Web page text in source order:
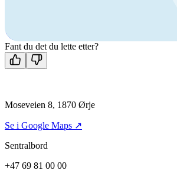
Kontakt oss
Fant du det du lette etter?
Moseveien 8, 1870 Ørje
Se i Google Maps ↗
Sentralbord
+47 69 81 00 00